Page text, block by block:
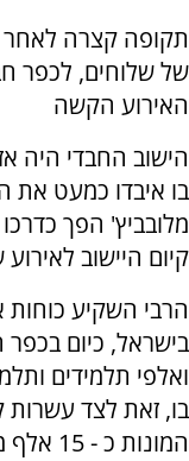
תקופה קצרה לאחר
של שלוחים, לכפר
האירוע הקשה
הישוב החבדי היה
בו איבדו כמעט את
מלובביץ' הפך
קיום היישוב
הרבי השקיע כוחות
בישראל, כיום
ואלפי תלמידים
בו, זאת לצד עשרות
המונות כ - 15 אלף משפחות.